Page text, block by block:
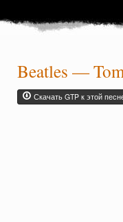
Beatles —
Скачать GTP к этой